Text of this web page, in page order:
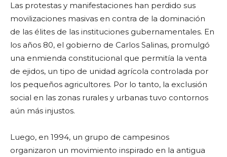
Las protestas y manifestaciones han perdido sus
movilizaciones masivas en contra de la dominación
de las élites de las instituciones gubernamentales. En
los años 80, el gobierno de Carlos Salinas, promulgó
una enmienda constitucional que permitía la venta
de ejidos, un tipo de unidad agrícola controlada por
los pequeños agricultores. Por lo tanto, la exclusión
social en las zonas rurales y urbanas tuvo contornos
aún más injustos.
Luego, en 1994, un grupo de campesinos
organizaron un movimiento inspirado en la antigua